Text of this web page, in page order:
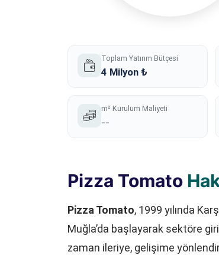
Toplam Yatırım Bütçesi
4 Milyon ₺
m² Kurulum Maliyeti
--
Pizza Tomato
Pizza Tomato, 1999 yılında
Muğla’da başlayarak sektöre
zaman ileriye, gelişime